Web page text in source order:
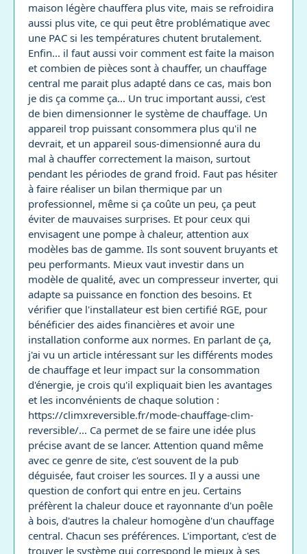
maison légère chauffera plus vite, mais se refroidira
aussi plus vite, ce qui peut être problématique avec
une PAC si les températures chutent brutalement.
Enfin... il faut aussi voir comment est faite la maison
et combien de pièces sont à chauffer, un chauffage
central me parait plus adapté dans ce cas, mais bon
je dis ça comme ça... Un truc important aussi, c'est
de bien dimensionner le système de chauffage. Un
appareil trop puissant consommera plus qu'il ne
devrait, et un appareil sous-dimensionné aura du
mal à chauffer correctement la maison, surtout
pendant les périodes de grand froid. Faut pas hésiter
à faire réaliser un bilan thermique par un
professionnel, même si ça coûte un peu, ça peut
éviter de mauvaises surprises. Et pour ceux qui
envisagent une pompe à chaleur, attention aux
modèles bas de gamme. Ils sont souvent bruyants et
peu performants. Mieux vaut investir dans un
modèle de qualité, avec un compresseur inverter, qui
adapte sa puissance en fonction des besoins. Et
vérifier que l'installateur est bien certifié RGE, pour
bénéficier des aides financières et avoir une
installation conforme aux normes. En parlant de ça,
j'ai vu un article intéressant sur les différents modes
de chauffage et leur impact sur la consommation
d'énergie, je crois qu'il expliquait bien les avantages
et les inconvénients de chaque solution :
https://climxreversible.fr/mode-chauffage-clim-
reversible/... Ca permet de se faire une idée plus
précise avant de se lancer. Attention quand même
avec ce genre de site, c'est souvent de la pub
déguisée, faut croiser les sources. Il y a aussi une
question de confort qui entre en jeu. Certains
préfèrent la chaleur douce et rayonnante d'un poêle
à bois, d'autres la chaleur homogène d'un chauffage
central. Chacun ses préférences. L'important, c'est de
trouver le système qui correspond le mieux à ses